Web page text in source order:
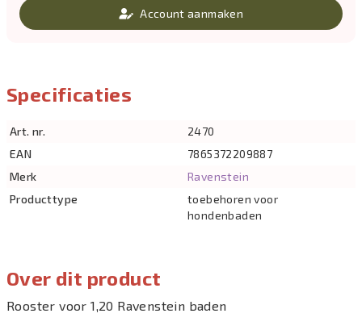
Account aanmaken
Over dit product
Rooster voor 1,20 Ravenstein baden
Specificaties
Art. nr.
2470
EAN
7865372209887
Merk
Ravenstein
Producttype
toebehoren voor
hondenbaden